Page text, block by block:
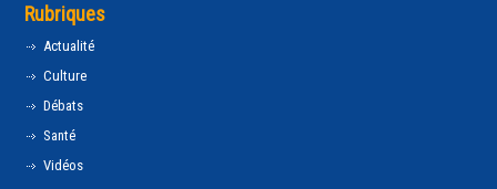
Rubriques
Actualité
Culture
Débats
Santé
Vidéos